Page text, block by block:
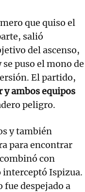
que quiso el
salió
del ascenso,
puso el mono de
El partido,
y ambos equipos
peligro.
y también
para encontrar
con
interceptó Ispizua.
fue despejado a